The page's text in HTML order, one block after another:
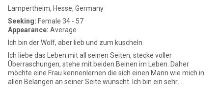
Lampertheim, Hesse, Germany
Seeking: Female 34 - 57
Appearance: Average
Ich bin der Wolf, aber lieb und zum kuscheln.
Ich liebe das Leben mit all seinen Seiten, stecke voller
Überraschungen, stehe mit beiden Beinen im Leben. Daher
möchte eine Frau kennenlernen die sich einen Mann wie mich in
allen Belangen an seiner Seite wünscht. Ich bin ein sehr